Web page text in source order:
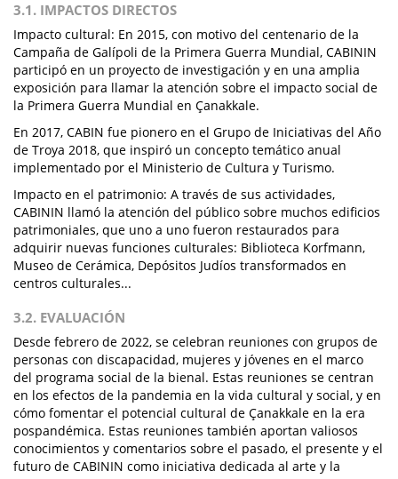
3.1. IMPACTOS DIRECTOS
Impacto cultural: En 2015, con motivo del centenario de la
Campaña de Galípoli de la Primera Guerra Mundial, CABININ
participó en un proyecto de investigación y en una amplia
exposición para llamar la atención sobre el impacto social de
la Primera Guerra Mundial en Çanakkale.
En 2017, CABIN fue pionero en el Grupo de Iniciativas del Año
de Troya 2018, que inspiró un concepto temático anual
implementado por el Ministerio de Cultura y Turismo.
Impacto en el patrimonio: A través de sus actividades,
CABININ llamó la atención del público sobre muchos edificios
patrimoniales, que uno a uno fueron restaurados para
adquirir nuevas funciones culturales: Biblioteca Korfmann,
Museo de Cerámica, Depósitos Judíos transformados en
centros culturales...
3.2. EVALUACIÓN
Desde febrero de 2022, se celebran reuniones con grupos de
personas con discapacidad, mujeres y jóvenes en el marco
del programa social de la bienal. Estas reuniones se centran
en los efectos de la pandemia en la vida cultural y social, y en
cómo fomentar el potencial cultural de Çanakkale en la era
pospandémica. Estas reuniones también aportan valiosos
conocimientos y comentarios sobre el pasado, el presente y el
futuro de CABININ como iniciativa dedicada al arte y la